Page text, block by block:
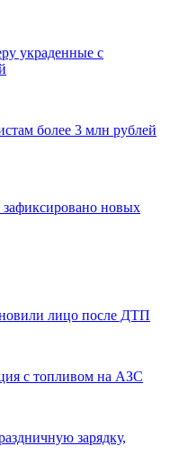
украденные с
более 3 млн рублей
новых
лицо после ДТП
с топливом на АЗС
зарядку,